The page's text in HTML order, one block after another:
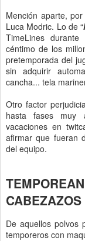
Mención aparte,
Luca Modric. Lo de “
TimeLines
céntimo de los
pretemporada del
sin adquirir
cancha... tela
Otro factor
hasta fases muy
vacaciones en
afirmar que fueran
del equipo.
CABEZAZOS
De aquellos polvos
temporeros con